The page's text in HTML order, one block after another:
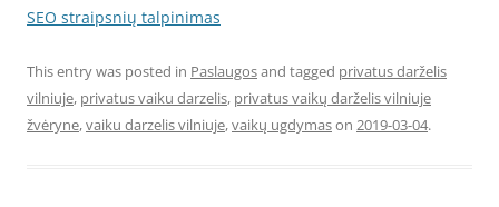
SEO straipsnių talpinimas
This entry was posted in Paslaugosand tagged privatus darželis
vilniuje, privatus vaiku darzelis, privatus vaikų darželis vilniuje
žvėryne,vaiku darzelis vilniuje,vaikų ugdymason 2019-03-04.